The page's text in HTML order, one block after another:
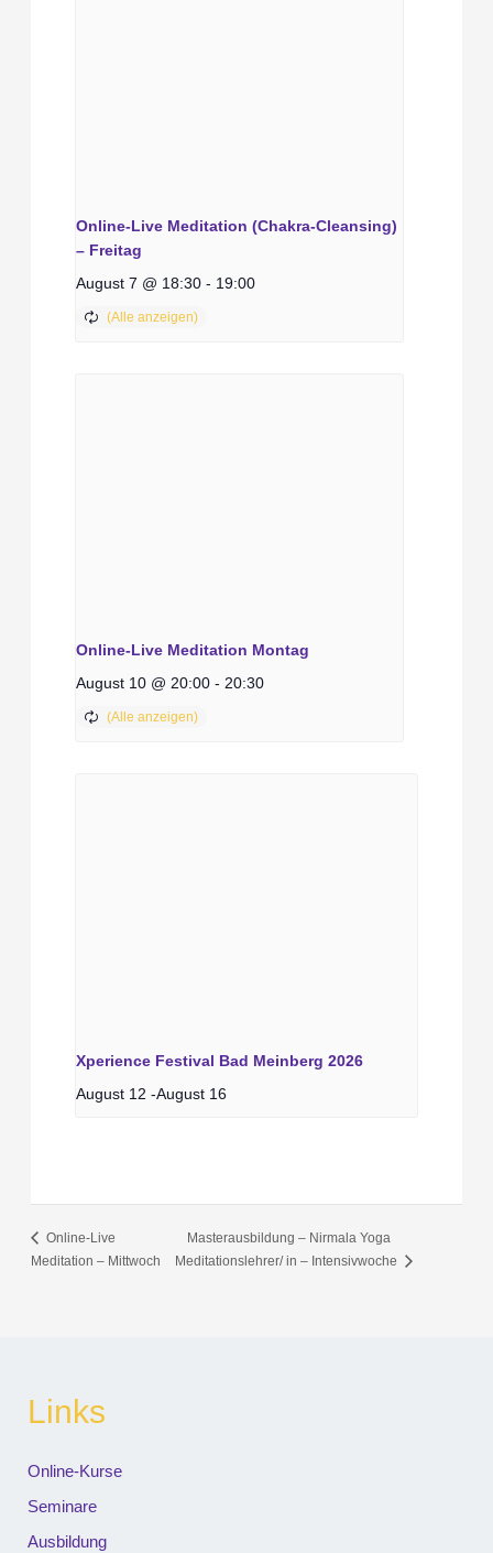
Online-Live Meditation (Chakra-Cleansing)
– Freitag
August 7 @ 18:30 - 19:00
Online-Live Meditation Montag
August 10 @ 20:00 - 20:30
Xperience Festival Bad Meinberg 2026
August 12 -August 16
Online-Live
Meditation – Mittwoch
Masterausbildung – Nirmala Yoga
Meditationslehrer/ in – Intensivwoche
Links
Online-Kurse
Seminare
Ausbildung